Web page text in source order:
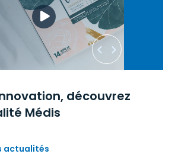
découvrez
Médis
actualités